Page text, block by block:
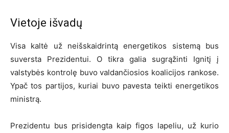
Vietoje išvadų
Visa kaltė už neišskaidrintą energetikos sistemą bus
suversta Prezidentui. O tikra galia sugrąžinti Ignitį į
valstybės kontrolę buvo valdančiosios koalicijos rankose.
Ypač tos partijos, kuriai buvo pavesta teikti energetikos
ministrą.
Prezidentu bus prisidengta kaip figos lapeliu, už kurio